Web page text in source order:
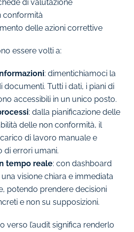
di valutazione
conformità
delle azioni correttive
essere volti a:
: dimentichiamoci la
documenti. Tutti i dati, i piani di
accessibili in un unico posto.
: dalla pianificazione delle
delle non conformità, il
di lavoro manuale e
di errori umani.
tempo reale: con dashboard
visione chiara e immediata
potendo prendere decisioni
e non su supposizioni.
verso l’audit significa renderlo